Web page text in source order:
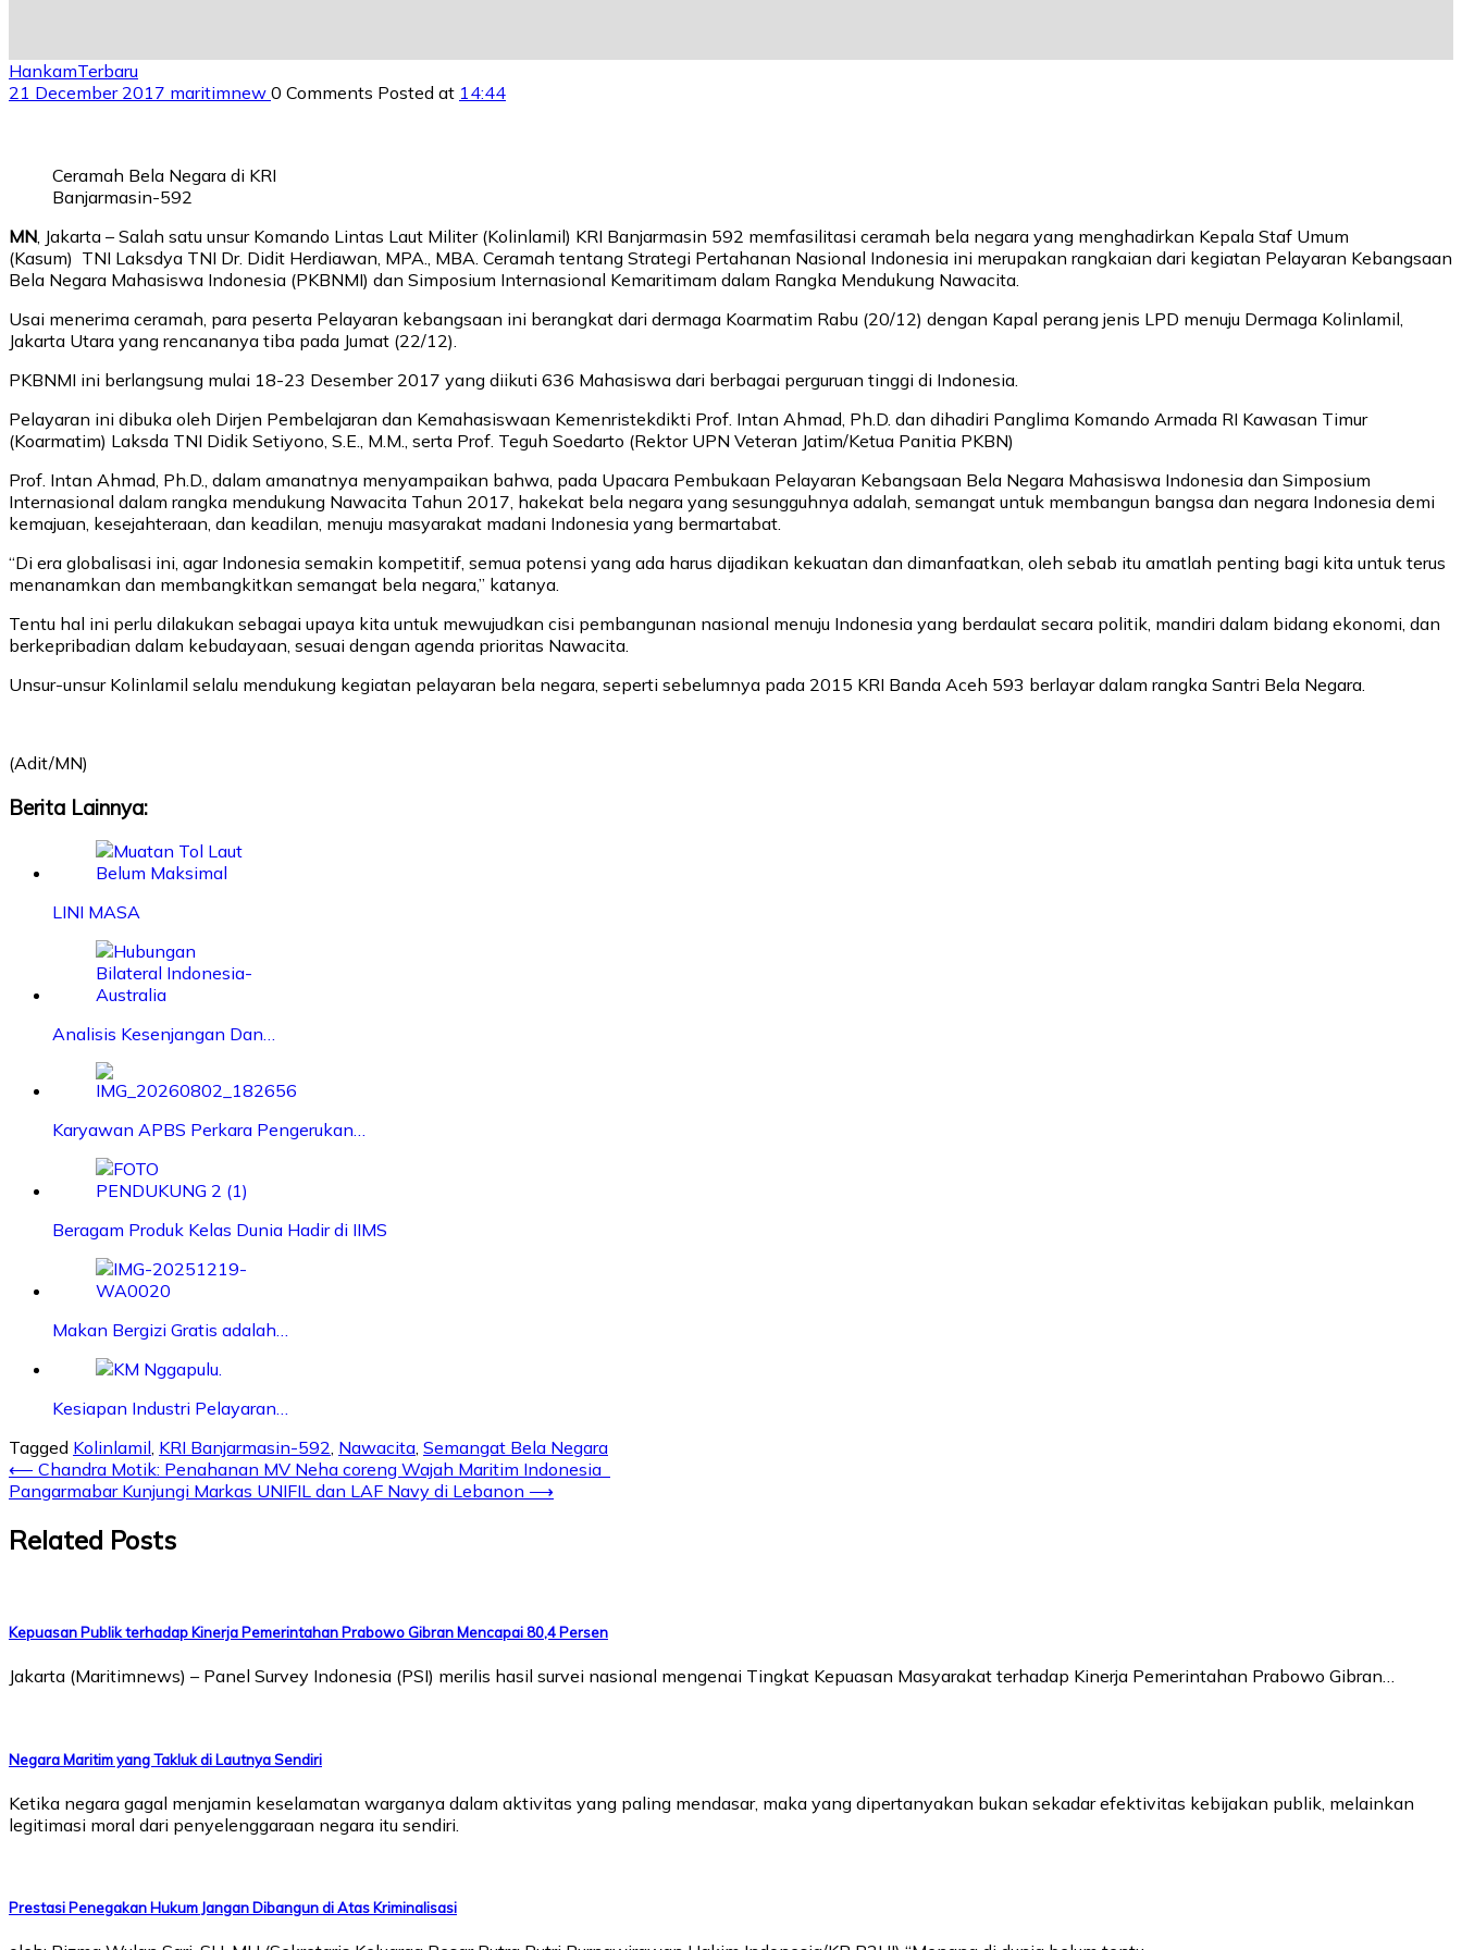
HankamTerbaru
21 December 2017 maritimnew 0 Comments Posted at 14:44
Ceramah Bela Negara di KRI
Banjarmasin-592
MN , Jakarta – Salah satu unsur Komando Lintas Laut Militer (Kolinlamil) KRI Banjarmasin 592 memfasilitasi ceramah bela negara yang menghadirkan Kepala Staf Umum
(Kasum) TNI Laksdya TNI Dr. Didit Herdiawan, MPA., MBA. Ceramah tentang Strategi Pertahanan Nasional Indonesia ini merupakan rangkaian dari kegiatan Pelayaran Kebangsaan
Bela Negara Mahasiswa Indonesia (PKBNMI) dan Simposium Internasional Kemaritimam dalam Rangka Mendukung Nawacita.
Usai menerima ceramah, para peserta Pelayaran kebangsaan ini berangkat dari dermaga Koarmatim Rabu (20/12) dengan Kapal perang jenis LPD menuju Dermaga Kolinlamil,
Jakarta Utara yang rencananya tiba pada Jumat (22/12).
PKBNMI ini berlangsung mulai 18-23 Desember 2017 yang diikuti 636 Mahasiswa dari berbagai perguruan tinggi di Indonesia.
Pelayaran ini dibuka oleh Dirjen Pembelajaran dan Kemahasiswaan Kemenristekdikti Prof. Intan Ahmad, Ph.D. dan dihadiri Panglima Komando Armada RI Kawasan Timur
(Koarmatim) Laksda TNI Didik Setiyono, S.E., M.M., serta Prof. Teguh Soedarto (Rektor UPN Veteran Jatim/Ketua Panitia PKBN)
Prof. Intan Ahmad, Ph.D., dalam amanatnya menyampaikan bahwa, pada Upacara Pembukaan Pelayaran Kebangsaan Bela Negara Mahasiswa Indonesia dan Simposium
Internasional dalam rangka mendukung Nawacita Tahun 2017, hakekat bela negara yang sesungguhnya adalah, semangat untuk membangun bangsa dan negara Indonesia demi
kemajuan, kesejahteraan, dan keadilan, menuju masyarakat madani Indonesia yang bermartabat.
“Di era globalisasi ini, agar Indonesia semakin kompetitif, semua potensi yang ada harus dijadikan kekuatan dan dimanfaatkan, oleh sebab itu amatlah penting bagi kita untuk terus
menanamkan dan membangkitkan semangat bela negara,” katanya.
Tentu hal ini perlu dilakukan sebagai upaya kita untuk mewujudkan cisi pembangunan nasional menuju Indonesia yang berdaulat secara politik, mandiri dalam bidang ekonomi, dan
berkepribadian dalam kebudayaan, sesuai dengan agenda prioritas Nawacita.
Unsur-unsur Kolinlamil selalu mendukung kegiatan pelayaran bela negara, seperti sebelumnya pada 2015 KRI Banda Aceh 593 berlayar dalam rangka Santri Bela Negara.
(Adit/MN)
Berita Lainnya:
LINI MASA
Analisis Kesenjangan Dan…
Karyawan APBS Perkara Pengerukan…
Beragam Produk Kelas Dunia Hadir di IIMS
Makan Bergizi Gratis adalah…
Kesiapan Industri Pelayaran…
Tagged Kolinlamil, KRI Banjarmasin-592, Nawacita, Semangat Bela Negara
Post
navigation
⟵ Chandra Motik: Penahanan MV Neha coreng Wajah Maritim Indonesia
Pangarmabar Kunjungi Markas UNIFIL dan LAF Navy di Lebanon ⟶
Related Posts
Kepuasan Publik terhadap Kinerja Pemerintahan Prabowo Gibran Mencapai 80,4 Persen
Jakarta (Maritimnews) – Panel Survey Indonesia (PSI) merilis hasil survei nasional mengenai Tingkat Kepuasan Masyarakat terhadap Kinerja Pemerintahan Prabowo Gibran…
Negara Maritim yang Takluk di Lautnya Sendiri
Ketika negara gagal menjamin keselamatan warganya dalam aktivitas yang paling mendasar, maka yang dipertanyakan bukan sekadar efektivitas kebijakan publik, melainkan
legitimasi moral dari penyelenggaraan negara itu sendiri.
Prestasi Penegakan Hukum Jangan Dibangun di Atas Kriminalisasi